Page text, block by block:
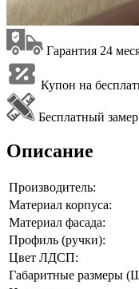
Гарантия 24
Купон на
Бесплатный замер
Описание
Производитель:
Материал корпуса:
Материал фасада:
Профиль (ручки):
Цвет ЛДСП:
Габаритные размеры